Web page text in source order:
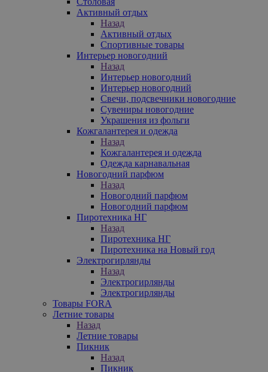
Активный отдых
Назад
Активный отдых
Спортивные товары
Интерьер новогодний
Назад
Интерьер новогодний
Интерьер новогодний
Свечи, подсвечники новогодние
Сувениры новогодние
Украшения из фольги
Кожгалантерея и одежда
Назад
Кожгалантерея и одежда
Одежда карнавальная
Новогодний парфюм
Назад
Новогодний парфюм
Новогодний парфюм
Пиротехника НГ
Назад
Пиротехника НГ
Пиротехника на Новый год
Электрогирлянды
Назад
Электрогирлянды
Электрогирлянды
Товары FORA
Летние товары
Назад
Летние товары
Пикник
Назад
Пикник